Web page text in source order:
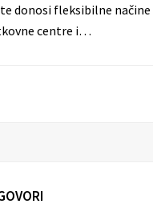
donosi fleksibilne načine
centre i…